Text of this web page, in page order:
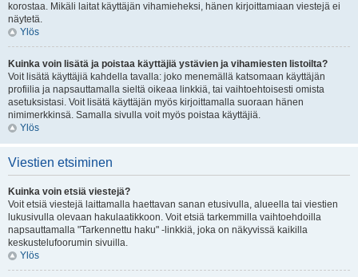
korostaa. Mikäli laitat käyttäjän vihamieheksi, hänen kirjoittamiaan viestejä ei
näytetä.
Ylös
Kuinka voin lisätä ja poistaa käyttäjiä ystävien ja vihamiesten listoilta?
Voit lisätä käyttäjiä kahdella tavalla: joko menemällä katsomaan käyttäjän
profiilia ja napsauttamalla sieltä oikeaa linkkiä, tai vaihtoehtoisesti omista
asetuksistasi. Voit lisätä käyttäjän myös kirjoittamalla suoraan hänen
nimimerkkinsä. Samalla sivulla voit myös poistaa käyttäjiä.
Ylös
Viestien etsiminen
Kuinka voin etsiä viestejä?
Voit etsiä viestejä laittamalla haettavan sanan etusivulla, alueella tai viestien
lukusivulla olevaan hakulaatikkoon. Voit etsiä tarkemmilla vaihtoehdoilla
napsauttamalla "Tarkennettu haku" -linkkiä, joka on näkyvissä kaikilla
keskustelufoorumin sivuilla.
Ylös